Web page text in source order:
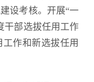
设考核。开展“一
干部选拔任用工作
作和新选拔任用